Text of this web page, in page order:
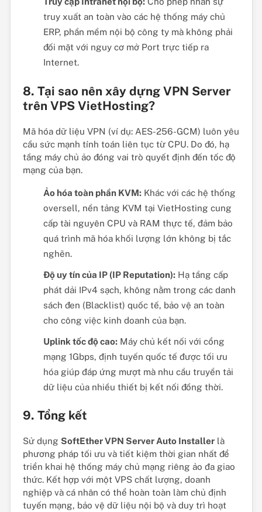
truy xuất an toàn vào các hệ thống máy chủ
ERP, phần mềm nội bộ công ty mà không phải
đối mặt với nguy cơ mở Port trực tiếp ra
Internet.
8. Tại sao nên xây dựng VPN Server
trên VPS VietHosting?
Mã hóa dữ liệu VPN (ví dụ: AES-256-GCM) luôn yêu
cầu sức mạnh tính toán liên tục từ CPU. Do đó, hạ
tầng máy chủ ảo đóng vai trò quyết định đến tốc độ
mạng của bạn.
Ảo hóa toàn phần KVM:Khác với các hệ thống
oversell, nền tảng KVM tại VietHosting cung
cấp tài nguyên CPU và RAM thực tế, đảm bảo
quá trình mã hóa khối lượng lớn không bị tắc
nghẽn.
Độ uy tín của IP (IP Reputation):Hạ tầng cấp
phát dải IPv4 sạch, không nằm trong các danh
sách đen (Blacklist) quốc tế, bảo vệ an toàn
cho công việc kinh doanh của bạn.
Uplink tốc độ cao:Máy chủ kết nối với cổng
mạng 1Gbps, định tuyến quốc tế được tối ưu
hóa giúp đáp ứng mượt mà nhu cầu truyền tải
dữ liệu của nhiều thiết bị kết nối đồng thời.
9. Tổng kết
Sử dụng SoftEther VPN Server Auto Installerlà
phương pháp tối ưu và tiết kiệm thời gian nhất để
triển khai hệ thống máy chủ mạng riêng ảo đa giao
thức. Kết hợp với một VPS chất lượng, doanh
nghiệp và cá nhân có thể hoàn toàn làm chủ định
tuyến mạng, bảo vệ dữ liệu nội bộ và duy trì hoạt